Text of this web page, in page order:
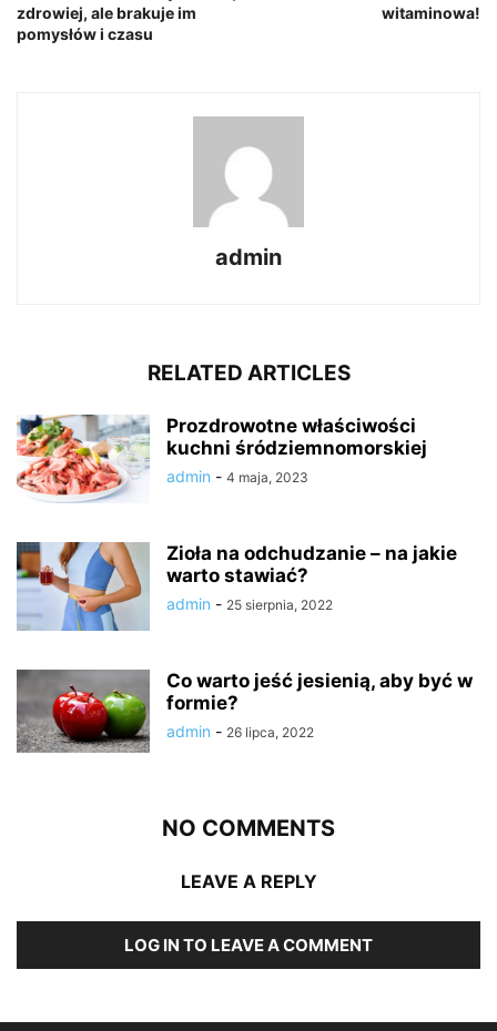
zdrowiej, ale brakuje im
pomysłów i czasu
witaminowa!
admin
RELATED ARTICLES
Prozdrowotne właściwości
kuchni śródziemnomorskiej
admin - 4 maja, 2023
Zioła na odchudzanie – na jakie
warto stawiać?
admin - 25 sierpnia, 2022
Co warto jeść jesienią, aby być w
formie?
admin - 26 lipca, 2022
NO COMMENTS
LEAVE A REPLY
LOG IN TO LEAVE A COMMENT